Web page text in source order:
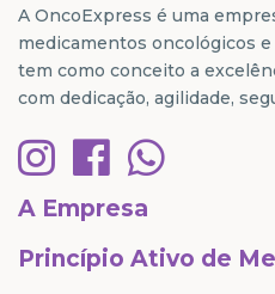
A OncoExpress é uma
medicamentos oncológicos
tem como conceito a
com dedicação, agilidade,
A Empresa
Princípio Ativo de